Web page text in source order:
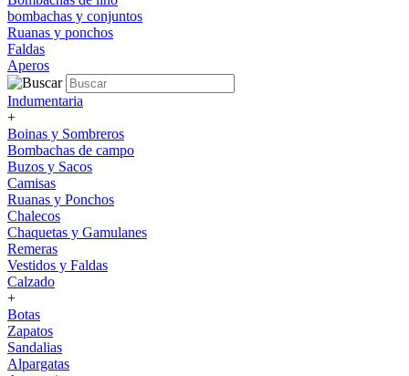
bombachas y conjuntos
Ruanas y ponchos
Faldas
Aperos
Indumentaria
+
Boinas y Sombreros
Bombachas de campo
Buzos y Sacos
Camisas
Ruanas y Ponchos
Chalecos
Chaquetas y Gamulanes
Remeras
Vestidos y Faldas
Calzado
+
Botas
Zapatos
Sandalias
Alpargatas